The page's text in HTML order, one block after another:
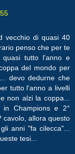
vecchio di quasi 40
penso che per te
tutto l'anno e
del mondo per
devo dedurne che
tutto l'anno a livelli
non alzi la coppa...
in Champions e 2°
cavolo, allora questo
anni "fa cilecca"...
tesi...